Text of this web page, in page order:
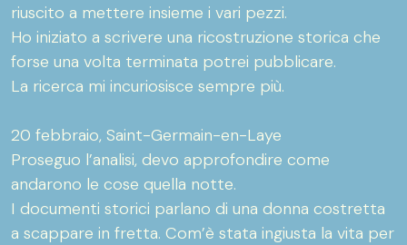
riuscito a mettere insieme i vari pezzi.
Ho iniziato a scrivere una ricostruzione storica che
forse una volta terminata potrei pubblicare.
La ricerca mi incuriosisce sempre più.
20 febbraio, Saint-Germain-en-Laye
Proseguo l’analisi, devo approfondire come
andarono le cose quella notte.
I documenti storici parlano di una donna costretta
a scappare in fretta. Com’è stata ingiusta la vita per